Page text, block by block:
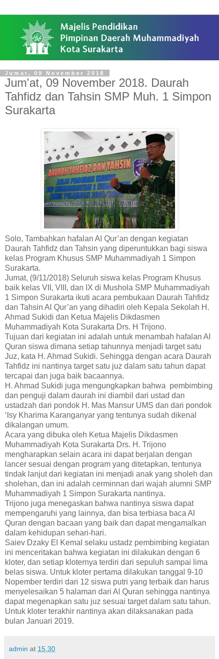
Jumat, 09 November 2018
Jum'at, 09 November 2018. Daurah
Tahfidz dan Tahsin SMP Muh. 1 Simpon
Surakarta
Solo, Tambahkan hafalan Al Qur’an dengan kegiatan
Daurah Tahfidz dan Tahsin yang diperuntukkan bagi siswa
kelas Program Khusus SMP Muhammadiyah 1 Simpon
Surakarta.
Jumat, (9/11/2018) Seluruh siswa kelas Program Khusus
baik kelas VII, VIII, dan IX di Mushola SMP Muhammadiyah
1 Simpon Surakarta ikuti acara pembukaan Daurah Tahfidz
dan Tahsin Al Qur’an yang dihadiri oleh Kepala Sekolah H.
Ahmad Sukidi dan Ketua Majelis Dikdasmen
Muhammadiyah Kota Surakarta Drs. H Trijono.
Tujuan dari kegiatan ini adalah untuk menambah hafalan Al
Quran siswa dimana setiap tahunnya menjadi target satu
Juz, kata H. Ahmad Sukidi. Sehingga dengan acara Daurah
Tahfidz ini nantinya target satu juz dalam satu tahun dapat
tercapai dan juga baik bacaannya.
H. Ahmad Sukidi juga mengungkapkan bahwa pembimbing
dan penguji dalam daurah ini diambil dari ustad dan
ustadzah dari pondok H. Mas Mansur UMS dan dari pondok
‘Isy Kharima Karanganyar yang tentunya sudah dikenal
dikalangan umum.
Acara yang dibuka oleh Ketua Majelis Dikdasmen
Muhammadiyah Kota Surakarta Drs. H. Trijono
mengharapkan selain acara ini dapat berjalan dengan
lancer sesuai dengan program yang ditetapkan, tentunya
tindak lanjut dari kegiatan ini menjadi anak yang sholeh dan
sholehan, dan ini adalah cerminnan dari wajah alumni SMP
Muhammadiyah 1 Simpon Surakarta nantinya.
Trijono juga menegaskan bahwa nantinya siswa dapat
mempengaruhi yang lainnya, dan bisa terbiasa baca Al
Quran dengan bacaan yang baik dan dapat mengamalkan
dalam kehidupan sehari-hari.
Saiev Dzaky El Kemal selaku ustadz pembimbing kegiatan
ini menceritakan bahwa kegiatan ini dilakukan dengan 6
kloter, dan setiap kloternya terdiri dari sepuluh sampai lima
belas siswa. Untuk kloter pertama dilakukan tanggal 9-10
Nopember terdiri dari 12 siswa putri yang terbaik dan harus
menyelesaikan 5 halaman dari Al Quran sehingga nantinya
dapat megenapkan satu juz sesuai target dalam satu tahun.
Untuk kloter terakhir nantinya akan dilaksanakan pada
bulan Januari 2019.
admin at 15.30